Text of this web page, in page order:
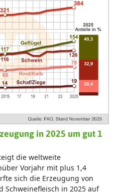
in 2025 um gut 1
die weltweite
Vorjahr mit plus 1,4
sich die Erzeugung von
Schweinefleisch in 2025 auf
Schlachtgewicht (SG)
Anstieg der Geflügel– und
(+ 2,9 bzw. + 1 %). Bei
ein leichter
erwartet.